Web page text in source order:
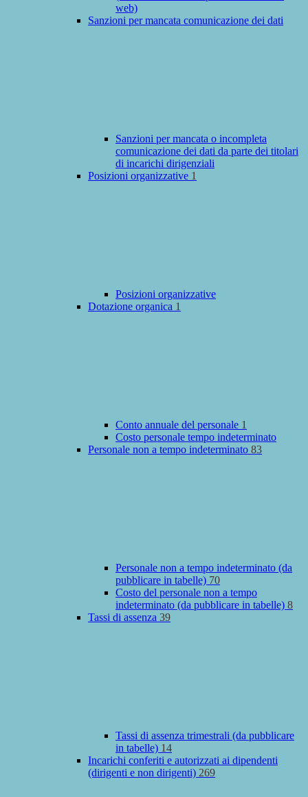
web)
Sanzioni per mancata comunicazione dei dati
Sanzioni per mancata o incompleta
comunicazione dei dati da parte dei titolari
di incarichi dirigenziali
Posizioni organizzative 1
Posizioni organizzative
Dotazione organica 1
Conto annuale del personale 1
Costo personale tempo indeterminato
Personale non a tempo indeterminato 83
Personale non a tempo indeterminato (da
pubblicare in tabelle) 70
Costo del personale non a tempo
indeterminato (da pubblicare in tabelle) 8
Tassi di assenza 39
Tassi di assenza trimestrali (da pubblicare
in tabelle) 14
Incarichi conferiti e autorizzati ai dipendenti
(dirigenti e non dirigenti) 269